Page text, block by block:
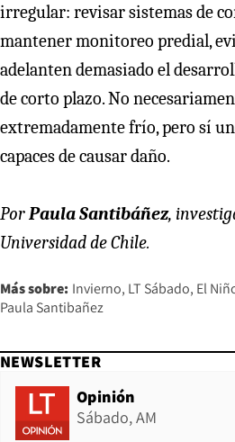
irregular: revisar sistemas de
mantener monitoreo predial,
adelanten demasiado el
de corto plazo. No
extremadamente frío, pero sí
capaces de causar daño.
PorPaula Santibáñez,
Universidad de Chile.
Más sobre: Invierno LT Sábado El
Paula Santibañez
NEWSLETTER
Opinión
Sábado, AM